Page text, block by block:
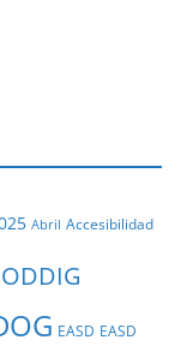
Abril Accesibilidad
EASD EASD